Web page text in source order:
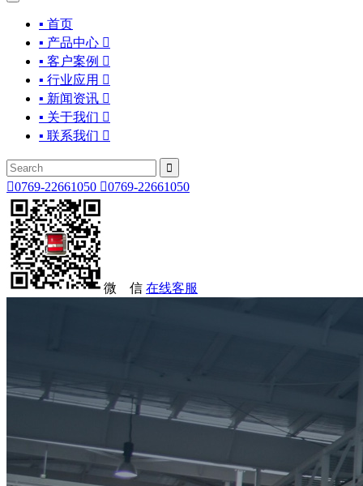
▪ 首页
▪ 产品中心 
▪ 客户案例 
▪ 行业应用 
▪ 新闻资讯 
▪ 关于我们 
▪ 联系我们 

0769-22661050 0769-22661050
微 信 在线客服